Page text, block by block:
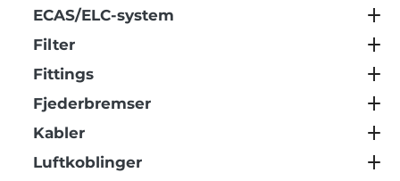
ECAS/ELC-system
Filter
Fittings
Fjederbremser
Kabler
Luftkoblinger